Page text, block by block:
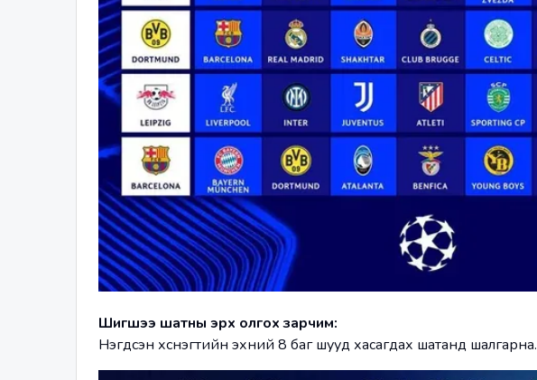
Шигшээ шатны эрх олгох зарчим:
Нэгдсэн хүснэгтийн эхний 8 баг шууд хасагдах шатанд шалгарна.